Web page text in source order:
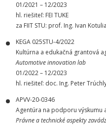
01/2021 – 12/2023
hl. riešiteľ: FEI TUKE
za FIIT STU: prof. Ing. Ivan
KEGA 025STU-4/2022
Kultúrna a edukačná grantová
Automotive innovation lab
01/2022 – 12/2023
hl. riešiteľ: doc. Ing. Peter
APVV-20-0346
Agentúra na podporu výskumu
Právne a technické aspekty